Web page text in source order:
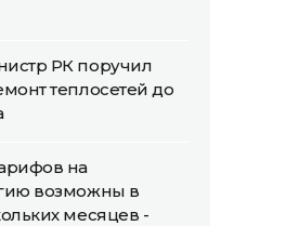
РК поручил
теплосетей до
на
возможны в
месяцев -